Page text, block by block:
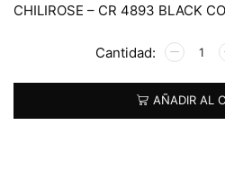
CHILIROSE – CR 4893 BLACK
AÑADIR AL